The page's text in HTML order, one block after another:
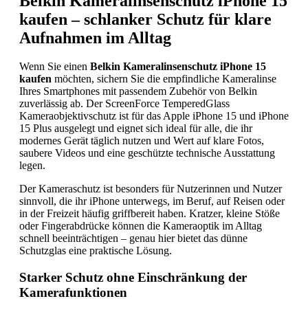
kaufen – schlanker Schutz für klare
Aufnahmen im Alltag
Wenn Sie einen Belkin Kameralinsenschutz iPhone 15
kaufen möchten, sichern Sie die empfindliche Kameralinse
Ihres Smartphones mit passendem Zubehör von Belkin
zuverlässig ab. Der ScreenForce TemperedGlass
Kameraobjektivschutz ist für das Apple iPhone 15 und iPhone
15 Plus ausgelegt und eignet sich ideal für alle, die ihr
modernes Gerät täglich nutzen und Wert auf klare Fotos,
saubere Videos und eine geschützte technische Ausstattung
legen.
Der Kameraschutz ist besonders für Nutzerinnen und Nutzer
sinnvoll, die ihr iPhone unterwegs, im Beruf, auf Reisen oder
in der Freizeit häufig griffbereit haben. Kratzer, kleine Stöße
oder Fingerabdrücke können die Kameraoptik im Alltag
schnell beeinträchtigen – genau hier bietet das dünne
Schutzglas eine praktische Lösung.
Starker Schutz ohne Einschränkung der
Kamerafunktionen